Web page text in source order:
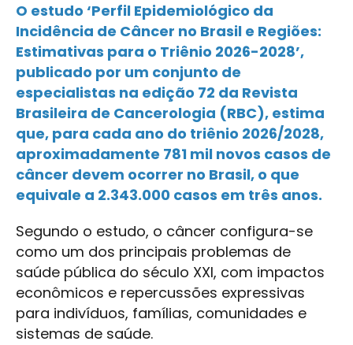
O estudo ‘Perfil Epidemiológico da
Incidência de Câncer no Brasil e Regiões:
Estimativas para o Triênio 2026-2028’,
publicado por um conjunto de
especialistas na edição 72 da Revista
Brasileira de Cancerologia (RBC), estima
que, para cada ano do triênio 2026/2028,
aproximadamente 781 mil novos casos de
câncer devem ocorrer no Brasil, o que
equivale a 2.343.000 casos em três anos.
Segundo o estudo, o câncer configura-se
como um dos principais problemas de
saúde pública do século XXI, com impactos
econômicos e repercussões expressivas
para indivíduos, famílias, comunidades e
sistemas de saúde.